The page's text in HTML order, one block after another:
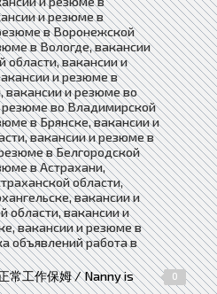
и резюме в
в Воронежской
в Вологде, вакансии
области, вакансии и
и резюме в
вакансии и резюме во
во Владимирской
в Брянске, вакансии и
вакансии и резюме в
в Белгородской
в Астрахани,
области,
вакансии и
области, вакансии и
вакансии и резюме в
объявлений работа в
常工作保姆 / Nanny is
0